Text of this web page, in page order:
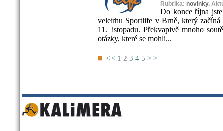
Rubrika: novinky,
Do konce října
veletrhu Sportlife v Brně, který
11. listopadu. Překvapivě mnoho
otázky, které se mohli...
|< < 1 2 3 4 5 > >|